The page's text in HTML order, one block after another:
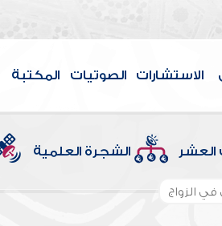
الاستشارات الصوتيات المكتبة
العشر الشجرة العلمية
الزواج